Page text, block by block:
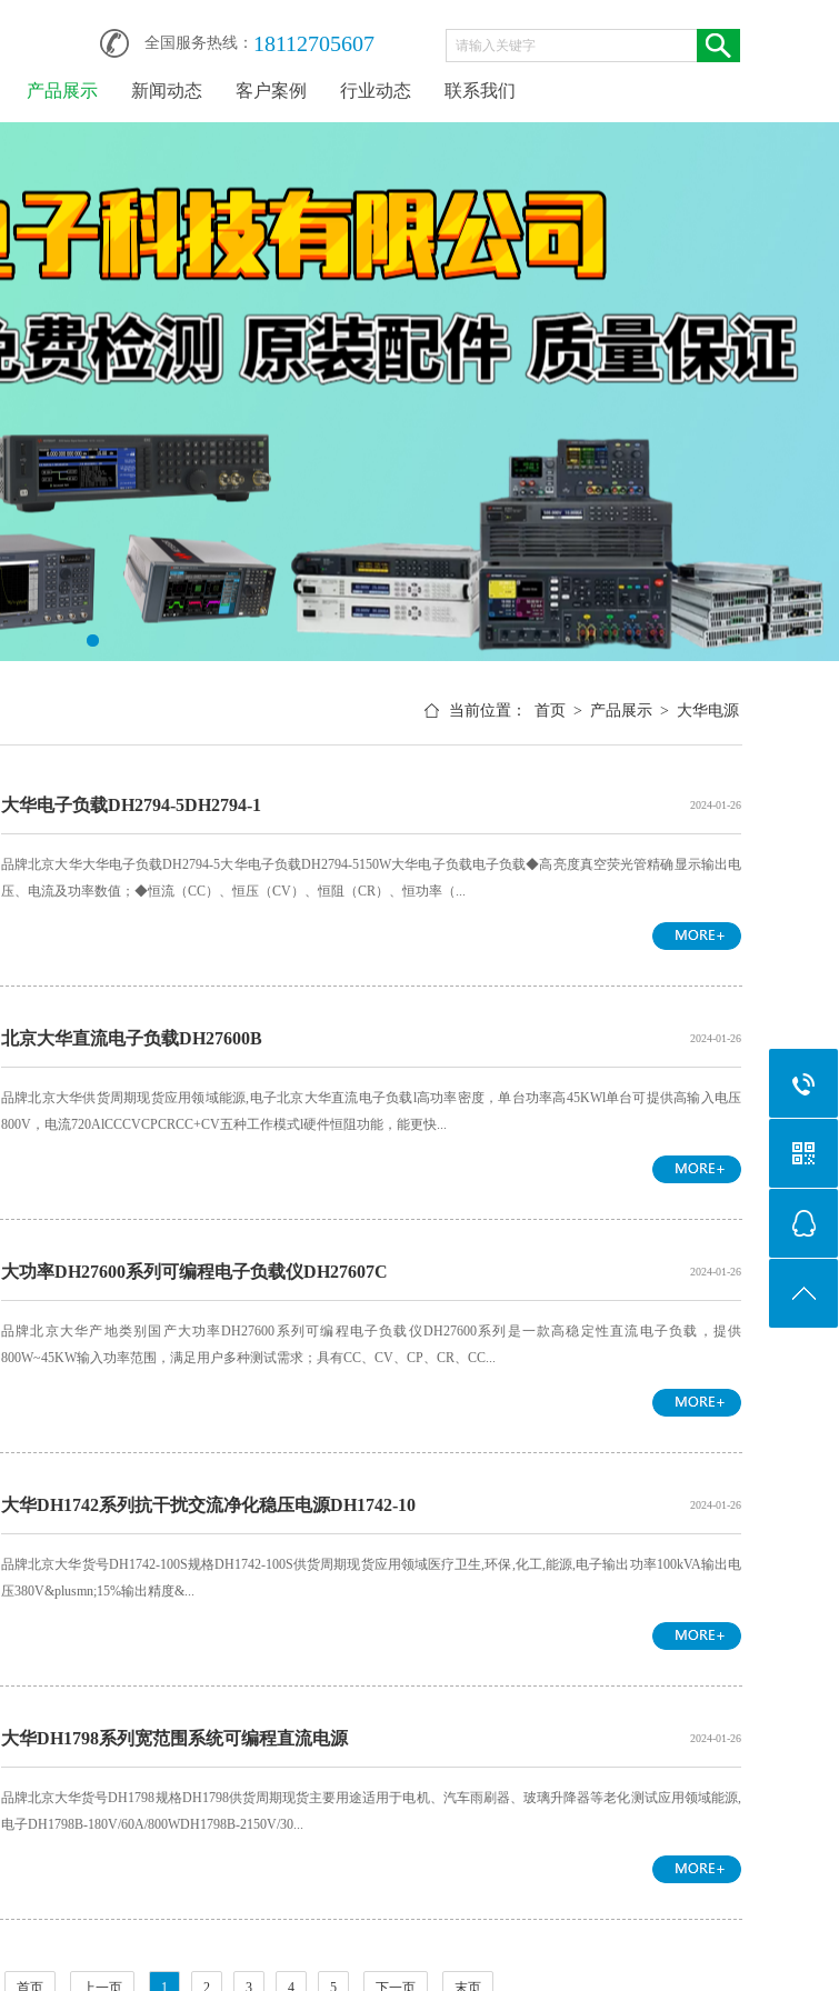
全国服务热线： 18112705607
产品展示 新闻动态 客户案例 行业动态 联系我们
当前位置： 首页 > 产品展示 > 大华电源
2024-01-26
大华电子负载DH2794-5DH2794-1
品牌北京大华大华电子负载DH2794-5大华电子负载DH2794-5150W大华电子负载电子负载◆高亮度真空荧光管精确显示输出电
压、电流及功率数值；◆恒流（CC）、恒压（CV）、恒阻（CR）、恒功率（...
2024-01-26
北京大华直流电子负载DH27600B
品牌北京大华供货周期现货应用领域能源,电子北京大华直流电子负载l高功率密度，单台功率高45KWl单台可提供高输入电压
800V，电流720AlCCCVCPCRCC+CV五种工作模式l硬件恒阻功能，能更快...
2024-01-26
大功率DH27600系列可编程电子负载仪DH27607C
品牌北京大华产地类别国产大功率DH27600系列可编程电子负载仪DH27600系列是一款高稳定性直流电子负载，提供
800W~45KW输入功率范围，满足用户多种测试需求；具有CC、CV、CP、CR、CC...
2024-01-26
大华DH1742系列抗干扰交流净化稳压电源DH1742-10
品牌北京大华货号DH1742-100S规格DH1742-100S供货周期现货应用领域医疗卫生,环保,化工,能源,电子输出功率100kVA输出电
压380V&plusmn;15%输出精度&...
2024-01-26
大华DH1798系列宽范围系统可编程直流电源
品牌北京大华货号DH1798规格DH1798供货周期现货主要用途适用于电机、汽车雨刷器、玻璃升降器等老化测试应用领域能源,
电子DH1798B-180V/60A/800WDH1798B-2150V/30...
首页 上一页 1 2 3 4 5 下一页 末页